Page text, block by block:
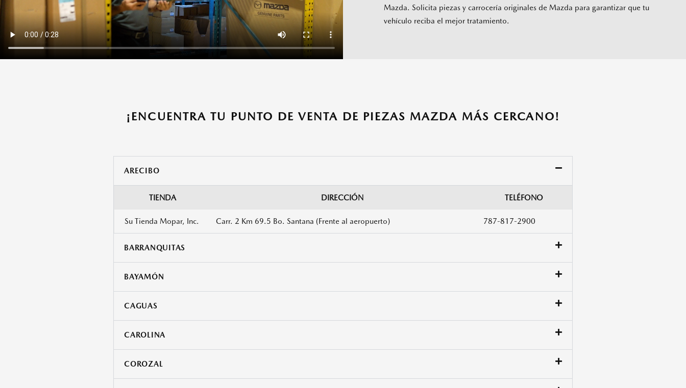
Mazda. Solicita piezas y carrocería originales de Mazda para garantizar que tu
vehículo reciba el mejor tratamiento.
¡ENCUENTRA TU PUNTO DE VENTA DE PIEZAS MAZDA MÁS CERCANO!
ARECIBO
TIENDA DIRECCIÓN TELÉFONO
Su Tienda Mopar, Inc. Carr. 2 Km 69.5 Bo. Santana (Frente al aeropuerto) 787-817-2900
BARRANQUITAS
BAYAMÓN
CAGUAS
CAROLINA
COROZAL